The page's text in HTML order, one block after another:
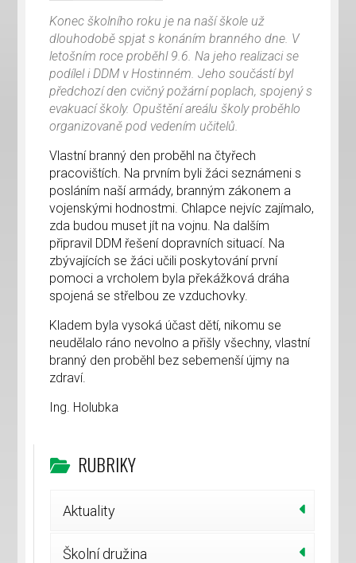
Konec školního roku je na naší škole už
dlouhodobě spjat s konáním branného dne. V
letošním roce proběhl 9.6. Na jeho realizaci se
podílel i DDM v Hostinném. Jeho součástí byl
předchozí den cvičný požární poplach, spojený s
evakuací školy. Opuštění areálu školy proběhlo
organizovaně pod vedením učitelů.
Vlastní branný den proběhl na čtyřech
pracovištích. Na prvním byli žáci seznámeni s
posláním naší armády, branným zákonem a
vojenskými hodnostmi. Chlapce nejvíc zajímalo,
zda budou muset jít na vojnu. Na dalším
připravil DDM řešení dopravních situací. Na
zbývajících se žáci učili poskytování první
pomoci a vrcholem byla překážková dráha
spojená se střelbou ze vzduchovky.
Kladem byla vysoká účast dětí, nikomu se
neudělalo ráno nevolno a přišly všechny, vlastní
branný den proběhl bez sebemenší újmy na
zdraví.
Ing. Holubka
RUBRIKY
Aktuality
Školní družina